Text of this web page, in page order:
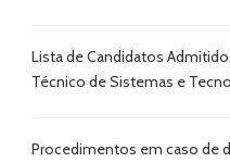
Lista de Candidatos
Técnico de Sistemas e
Procedimentos em caso de